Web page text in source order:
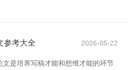
参考大全 2026-05-22
文是培养写稿才能和想维才能的环节